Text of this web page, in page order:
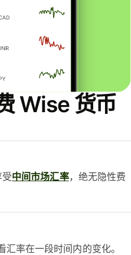
Wise 货币
中间市场汇率，绝无隐性费
率在一段时间内的变化。